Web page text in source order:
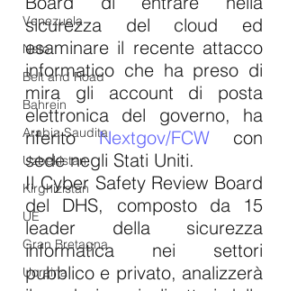
Venezuela
Nato
Belt and Road
Bahrein
Arabia Saudita
Uzbekistan
Kirghizistan
UE
Gran Bretagna
Ucraina
sicurezza del cloud ed
esaminare il recente attacco
informatico che ha preso di
mira gli account di posta
elettronica del governo, ha
riferito Nextgov/FCW con
sede negli Stati Uniti.
Il Cyber ​​Safety Review Board
del DHS, composto da 15
leader della sicurezza
informatica nei settori
pubblico e privato, analizzerà